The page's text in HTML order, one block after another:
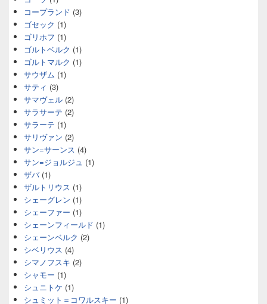
コープランド (3)
ゴセック (1)
ゴリホフ (1)
ゴルトベルク (1)
ゴルトマルク (1)
サウザム (1)
サティ (3)
サマヴェル (2)
サラサーテ (2)
サラーテ (1)
サリヴァン (2)
サン=サーンス (4)
サン=ジョルジュ (1)
ザバ(1)
ザルトリウス (1)
シェーグレン (1)
シェーファー (1)
シェーンフィールド (1)
シェーンベルク (2)
シベリウス (4)
シマノフスキ (2)
シャモー (1)
シュニトケ (1)
シュミット＝コワルスキー (1)